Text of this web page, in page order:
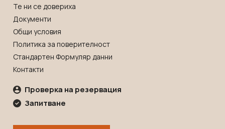
Те ни се довериха
Документи
Общи условия
Политика за поверителност
Стандартен Формуляр данни
Контакти
Проверка на резервация
Запитване